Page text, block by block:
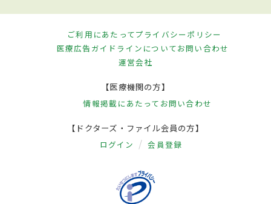
ご利用にあたってプライバシーポリシー
医療広告ガイドラインについてお問い合わせ
運営会社
【医療機関の方】
情報掲載にあたって お問い合わせ
【ドクターズ・ファイル会員の方】
ログイン 会員登録